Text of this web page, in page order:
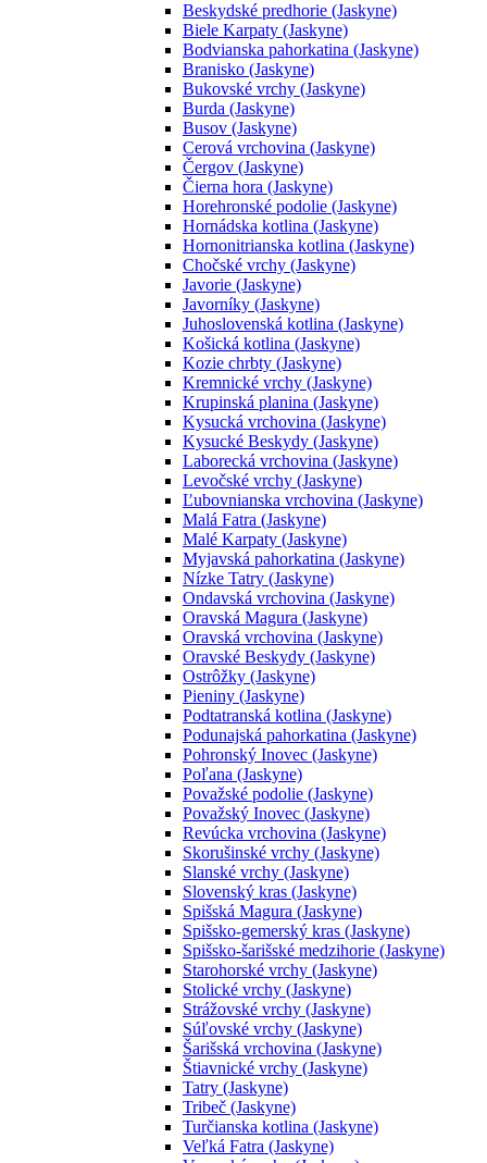
Beskydské predhorie (Jaskyne)
Biele Karpaty (Jaskyne)
Bodvianska pahorkatina (Jaskyne)
Branisko (Jaskyne)
Bukovské vrchy (Jaskyne)
Burda (Jaskyne)
Busov (Jaskyne)
Cerová vrchovina (Jaskyne)
Čergov (Jaskyne)
Čierna hora (Jaskyne)
Horehronské podolie (Jaskyne)
Hornádska kotlina (Jaskyne)
Hornonitrianska kotlina (Jaskyne)
Chočské vrchy (Jaskyne)
Javorie (Jaskyne)
Javorníky (Jaskyne)
Juhoslovenská kotlina (Jaskyne)
Košická kotlina (Jaskyne)
Kozie chrbty (Jaskyne)
Kremnické vrchy (Jaskyne)
Krupinská planina (Jaskyne)
Kysucká vrchovina (Jaskyne)
Kysucké Beskydy (Jaskyne)
Laborecká vrchovina (Jaskyne)
Levočské vrchy (Jaskyne)
Ľubovnianska vrchovina (Jaskyne)
Malá Fatra (Jaskyne)
Malé Karpaty (Jaskyne)
Myjavská pahorkatina (Jaskyne)
Nízke Tatry (Jaskyne)
Ondavská vrchovina (Jaskyne)
Oravská Magura (Jaskyne)
Oravská vrchovina (Jaskyne)
Oravské Beskydy (Jaskyne)
Ostrôžky (Jaskyne)
Pieniny (Jaskyne)
Podtatranská kotlina (Jaskyne)
Podunajská pahorkatina (Jaskyne)
Pohronský Inovec (Jaskyne)
Poľana (Jaskyne)
Považské podolie (Jaskyne)
Považský Inovec (Jaskyne)
Revúcka vrchovina (Jaskyne)
Skorušinské vrchy (Jaskyne)
Slanské vrchy (Jaskyne)
Slovenský kras (Jaskyne)
Spišská Magura (Jaskyne)
Spišsko-gemerský kras (Jaskyne)
Spišsko-šarišské medzihorie (Jaskyne)
Starohorské vrchy (Jaskyne)
Stolické vrchy (Jaskyne)
Strážovské vrchy (Jaskyne)
Súľovské vrchy (Jaskyne)
Šarišská vrchovina (Jaskyne)
Štiavnické vrchy (Jaskyne)
Tatry (Jaskyne)
Tribeč (Jaskyne)
Turčianska kotlina (Jaskyne)
Veľká Fatra (Jaskyne)